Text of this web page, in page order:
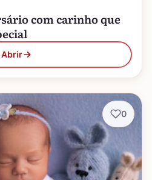
com carinho que
Abrir
0